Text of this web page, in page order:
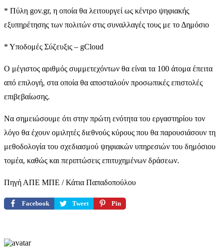
* Πύλη gov.gr, η οποία θα λειτουργεί ως κέντρο ψηφιακής
εξυπηρέτησης των πολιτών στις συναλλαγές τους με το Δημόσιο
* Υποδομές Σύζευξις – gCloud
Ο μέγιστος αριθμός συμμετεχόντων θα είναι τα 100 άτομα έπειτα
από επιλογή, στα οποία θα αποσταλούν προσωπικές επιστολές
επιβεβαίωσης.
Να σημειώσουμε ότι στην πρώτη ενότητα του εργαστηρίου τον
λόγο θα έχουν ομιλητές διεθνούς κύρους που θα παρουσιάσουν τη
μεθοδολογία του σχεδιασμού ψηφιακών υπηρεσιών του δημόσιου
τομέα, καθώς και περιπτώσεις επιτυχημένων δράσεων.
Πηγή ΑΠΕ ΜΠΕ / Κάτια Παπαδοπούλου
Facebook Tweet Pin